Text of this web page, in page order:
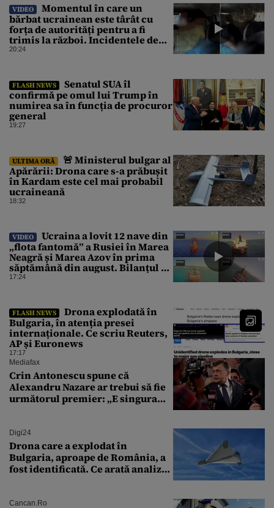
VIDEO
Momentul în care un
bărbat ucrainean este târât cu
forța de autorități pentru a fi
trimis la război. Incidentele de
acest fel sunt tot mai dese
20:24
FLASH NEWS
Senatul SUA îl
confirmă pe omul lui Trump în
numirea sa în funcția de procuror
general
19:27
ULTIMA ORĂ
🚨 Ministerul bulgar al
Apărării: Drona care s-a prăbușit
în Kardam este cel mai probabil
ucraineană
18:32
VIDEO
Ucraina a lovit 12 nave din
„flota fantomă” a Rusiei în Marea
Neagră și Marea Azov în prima
săptămână din august. Bilanțul a
ajuns la 218
17:24
FLASH NEWS
Drona explodată în
Bulgaria, în atenția presei
internaționale. Ce scriu Reuters,
AP și Euronews
17:17
Mediafax
Crin Antonescu spune că
Alexandru Nazare ar trebui să fie
următorul premier: „E singura
Digi24
Drona care a explodat în
Bulgaria, aproape de România, a
fost identificată. Ce arată analiza
Cancan.ro